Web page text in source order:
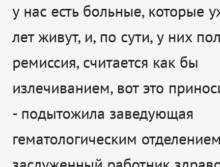
у нас есть больные, которые
лет живут, и, по сути, у них
ремиссия, считается как бы
излечиванием, вот это
- подытожила заведующая
гематологическим